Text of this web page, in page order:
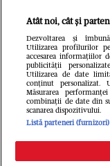
Un vecin
o viață. Vezi
vorba
Atât noi, cât și
Dezvoltarea și
Utilizarea profilurilor
accesarea informațiilor
publicității
Utilizarea de date
conținut personalizat.
Măsurarea
combinații de date din
scanarea dispozitivului.
Listă parteneri (furnizori)